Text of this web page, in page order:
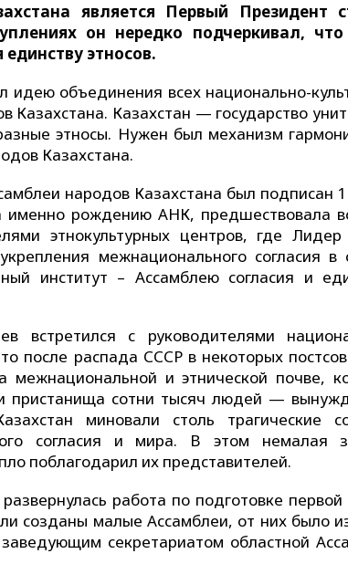
является Первый Президент
он нередко подчеркивал,
этносов.
идею объединения всех национально-
Казахстан — государство
этносы. Нужен был механизм
Казахстана.
народов Казахстана был подписан
рождению АНК, предшествовала
этнокультурных центров, где
межнационального согласия в
институт – Ассамблею согласия и
с руководителями
после распада СССР в некоторых
межнациональной и этнической почве,
пристанища сотни тысяч людей —
миновали столь трагические
согласия и мира. В этом немалая
поблагодарил их представителей.
работа по подготовке первой
созданы малые Ассамблеи, от них было
секретариатом областной